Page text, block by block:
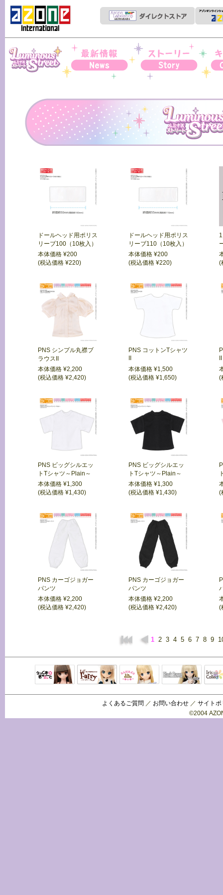
ドールヘッド用ポリス
リーブ100（10枚入）
本体価格 ¥200
(税込価格 ¥220)
ドールヘッド用ポリス
リーブ110（10枚入）
本体価格 ¥200
(税込価格 ¥220)
(
PNS シンプル丸襟ブ
ラウスII
本体価格 ¥2,200
(税込価格 ¥2,420)
PNS コットンTシャツ
本体価格 ¥1,500
(税込価格 ¥1,650)
(
PNS ビッグシルエッ
トTシャツ～Plain～
本体価格 ¥1,300
(税込価格 ¥1,430)
PNS ビッグシルエッ
トTシャツ～Plain～
本体価格 ¥1,300
(税込価格 ¥1,430)
(
PNS カーゴジョガー
パンツ
本体価格 ¥2,200
(税込価格 ¥2,420)
PNS カーゴジョガー
パンツ
本体価格 ¥2,200
(税込価格 ¥2,420)
(
1 2 3 4 5 6 7 8 9
よくあるご質問 ／ お問い合わせ ／ サイトポ
©2004